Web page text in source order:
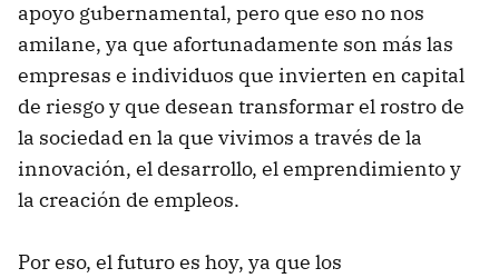
apoyo gubernamental, pero que eso no nos
amilane, ya que afortunadamente son más las
empresas e individuos que invierten en capital
de riesgo y que desean transformar el rostro de
la sociedad en la que vivimos a través de la
innovación, el desarrollo, el emprendimiento y
la creación de empleos.
Por eso, el futuro es hoy, ya que los